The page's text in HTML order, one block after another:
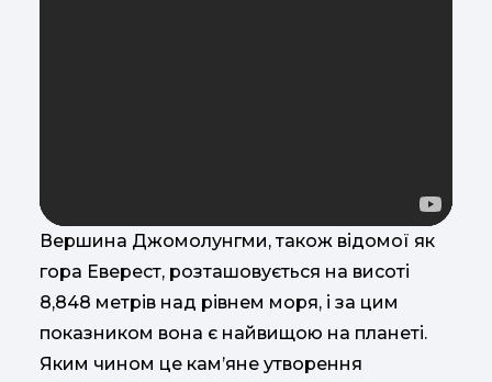
Вершина Джомолунгми, також відомої як
гора Еверест, розташовується на висоті
8,848 метрів над рівнем моря, і за цим
показником вона є найвищою на планеті.
Яким чином це кам’яне утворення